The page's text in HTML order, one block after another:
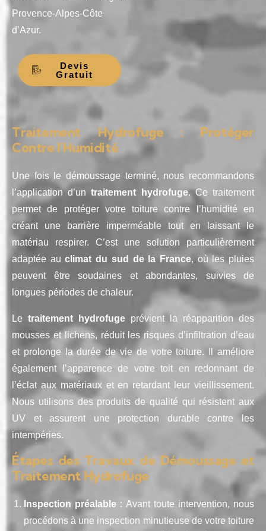
Provence-Alpes-Côte
d’Azur.
Devis
Gratuit
Traitement Hydrofuge : Protéger
Contre l’Humidité
Une fois le démoussage terminé, nous recommandons
l’application d’untraitement hydrofuge. Ce traitement
permet de protéger votre toiture contre l’humidité en
créant une barrière imperméable tout en laissant le
matériau respirer. C’est une solution particulièrement
adaptée auclimat du sud de la France, où les pluies
peuvent être soudaines et abondantes, suivies de
longues périodes de chaleur.
Le traitement hydrofuge prévient la réapparition des
mousses et lichens, réduit les risques d’infiltration d’eau
et prolonge la durée de vie de votre toiture. Il améliore
également l’apparence de votre toit en redonnant de
l’éclat aux matériaux et en retardant leur vieillissement.
Nous utilisons des produits de qualité qui résistent aux
UV et assurent une protection durable contre les
intempéries.
Étapes des Travaux de Démoussage et
Traitement Hydrofuge
Inspection préalable : Avant toute intervention, nous
procédons à une inspection minutieuse de votre toiture